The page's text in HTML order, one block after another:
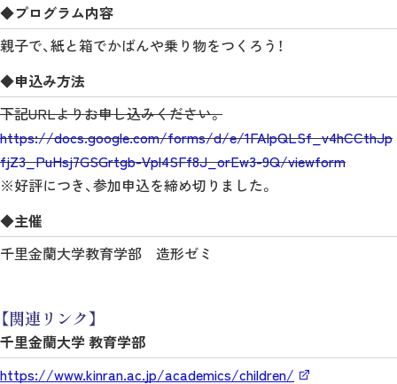
◆プログラム内容
親子で、紙と箱でかばんや乗り物をつくろう！
◆申込み方法
下記URLよりお申し込みください。
https://docs.google.com/forms/d/e/1FAIpQLSf_v4hCCthJp
fjZ3_PuHsj7GSGrtgb-Vpl4SFf8J_orEw3-9Q/viewform
※好評につき、参加申込を締め切りました。
◆主催
千里金蘭大学教育学部 造形ゼミ
【関連リンク】
千里金蘭大学 教育学部
https://www.kinran.ac.jp/academics/children/